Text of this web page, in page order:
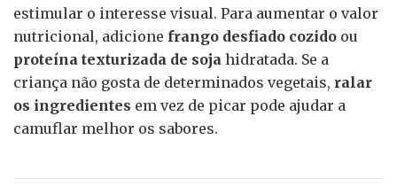
estimular o interesse visual. Para aumentar o valor
nutricional, adicione frango desfiado cozido ou
proteína texturizada de soja hidratada. Se a
criança não gosta de determinados vegetais, ralar
os ingredientes em vez de picar pode ajudar a
camuflar melhor os sabores.